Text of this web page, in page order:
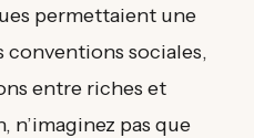
permettaient une
conventions sociales,
entre riches et
n’imaginez pas que